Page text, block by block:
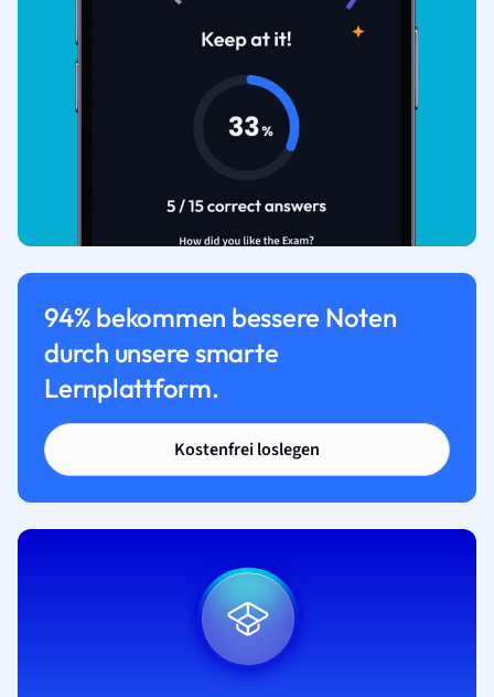
94% bekommen bessere Noten
durch unsere smarte
Lernplattform.
Kostenfrei loslegen